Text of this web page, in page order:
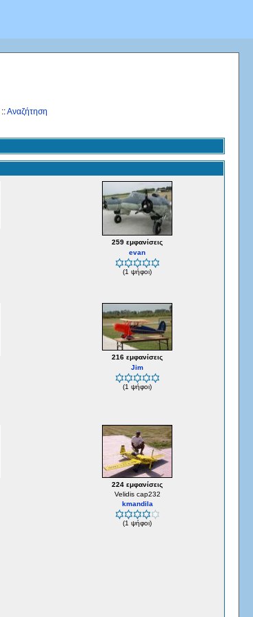
::Αναζήτηση
259 εμφανίσεις
evan
(1 ψήφοι)
216 εμφανίσεις
Jim
(1 ψήφοι)
224 εμφανίσεις
Velidis cap232
kmandila
(1 ψήφοι)